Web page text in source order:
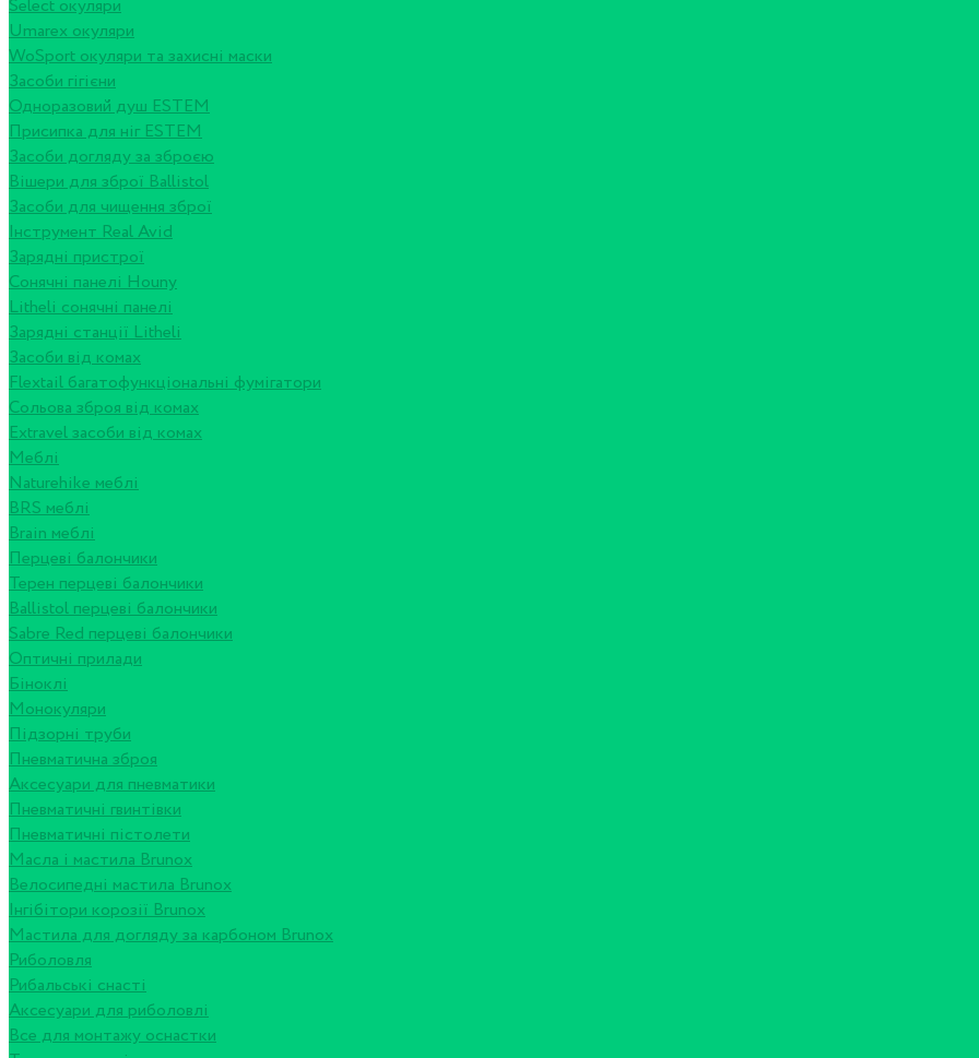
Select окуляри
Umarex окуляри
WoSport окуляри та захисні маски
Засоби гігієни
Одноразовий душ ESTEM
Присипка для ніг ESTEM
Засоби догляду за зброєю
Вішери для зброї Ballistol
Засоби для чищення зброї
Інструмент Real Avid
Зарядні пристрої
Сонячні панелі Houny
Litheli сонячні панелі
Зарядні станції Litheli
Засоби від комах
Flextail багатофункціональні фумігатори
Сольова зброя від комах
Extravel засоби від комах
Меблі
Naturehike меблі
BRS меблі
Brain меблі
Перцеві балончики
Терен перцеві балончики
Ballistol перцеві балончики
Sabre Red перцеві балончики
Оптичні прилади
Біноклі
Монокуляри
Підзорні труби
Пневматична зброя
Аксесуари для пневматики
Пневматичні гвинтівки
Пневматичні пістолети
Масла і мастила Brunox
Велосипедні мастила Brunox
Інгібітори корозії Brunox
Мастила для догляду за карбоном Brunox
Риболовля
Рибальські снасті
Аксесуари для риболовлі
Все для монтажу оснастки